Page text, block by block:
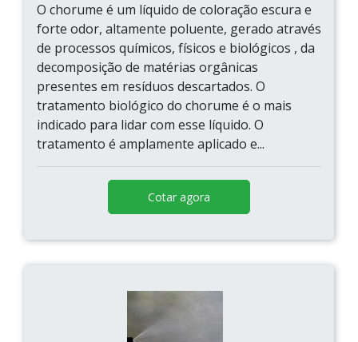
O chorume é um líquido de coloração escura e
forte odor, altamente poluente, gerado através
de processos químicos, físicos e biológicos , da
decomposição de matérias orgânicas
presentes em resíduos descartados. O
tratamento biológico do chorume é o mais
indicado para lidar com esse líquido. O
tratamento é amplamente aplicado e...
Cotar agora